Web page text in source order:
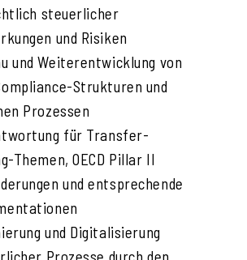
steuerlicher
und Risiken
und Weiterentwicklung von
Strukturen und
Prozessen
für Transfer-
Themen, OECD Pillar II
und entsprechende
und Digitalisierung